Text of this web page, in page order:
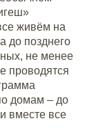
живём на
до позднего
не менее
проводятся
домам – до
вместе все